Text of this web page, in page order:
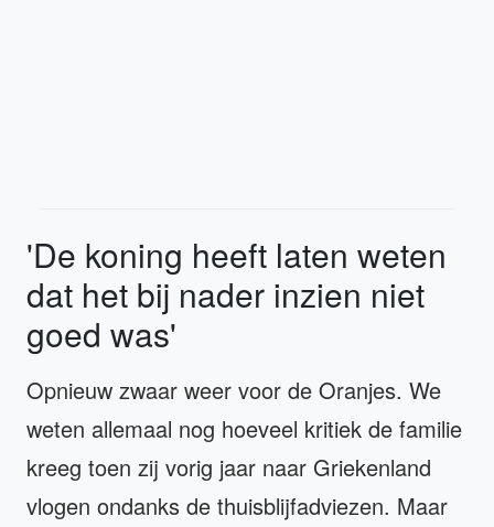
'De koning heeft laten weten
dat het bij nader inzien niet
goed was'
Opnieuw zwaar weer voor de Oranjes. We
weten allemaal nog hoeveel kritiek de familie
kreeg toen zij vorig jaar naar Griekenland
vlogen ondanks de thuisblijfadviezen. Maar